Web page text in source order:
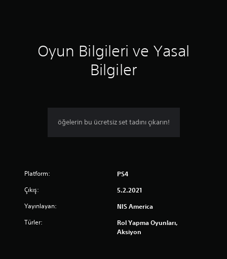
e
Oyun Bilgileri ve Yasal
Bilgiler
öğelerin bu ücretsiz set tadını çıkarın!
Platform: PS4
Çıkış: 5.2.2021
Yayınlayan: NIS America
Türler:
Rol Yapma Oyunları,
Aksiyon